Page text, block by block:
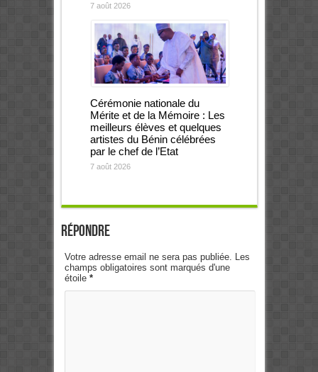
7 août 2026
Cérémonie nationale du
Mérite et de la Mémoire : Les
meilleurs élèves et quelques
artistes du Bénin célébrées
par le chef de l’Etat
7 août 2026
Répondre
Votre adresse email ne sera pas publiée. Les
champs obligatoires sont marqués d'une
étoile *